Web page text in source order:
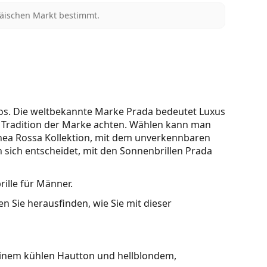
Markt bestimmt.
Die weltbekannte Marke Prada bedeutet Luxus
der Marke achten. Wählen kann man
Rossa Kollektion, mit dem unverkennbaren
entscheidet, mit den Sonnenbrillen Prada
für Männer.
Sie herausfinden, wie Sie mit dieser
kühlen Hautton und hellblondem,